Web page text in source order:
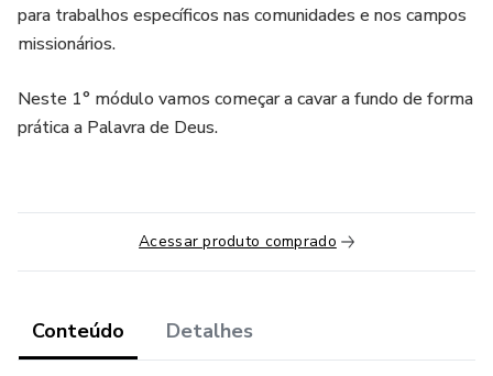
para trabalhos específicos nas comunidades e nos campos
missionários.
Neste 1° módulo vamos começar a cavar a fundo de forma
prática a Palavra de Deus.
Acessar produto comprado
Conteúdo Detalhes